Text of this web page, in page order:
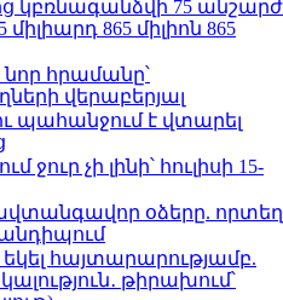
կբռնագանձվի 75 անշարժ
865 միլիոն 865
հրամանը՝
վերաբերյալ
պահանջում է վտարել
ջուր չի լինի՝ հուլիսի 15-
օձերը. որտեղ
հայտարարությամբ.
թիրախում՝